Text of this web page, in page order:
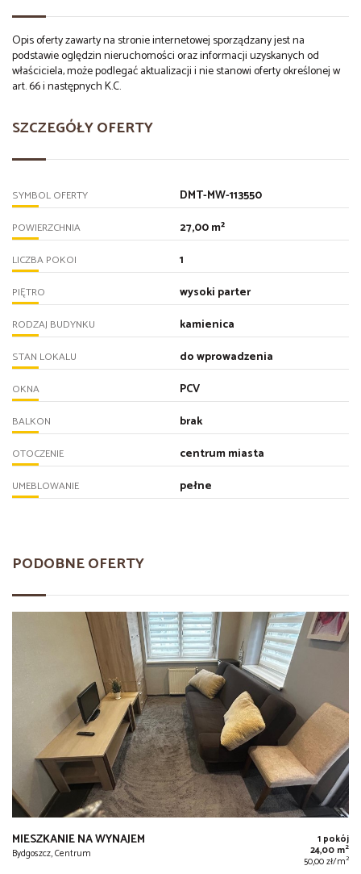
Opis oferty zawarty na stronie internetowej sporządzany jest na
podstawie oględzin nieruchomości oraz informacji uzyskanych od
właściciela, może podlegać aktualizacji i nie stanowi oferty określonej w
art. 66 i następnych K.C.
SZCZEGÓŁY OFERTY
SYMBOL OFERTY DMT-MW-113550
POWIERZCHNIA 27,00 m²
LICZBA POKOI 1
PIĘTRO wysoki parter
RODZAJ BUDYNKU kamienica
STAN LOKALU do wprowadzenia
OKNA PCV
BALKON brak
OTOCZENIE centrum miasta
UMEBLOWANIE pełne
PODOBNE OFERTY
MIESZKANIE NA WYNAJEM
Bydgoszcz, Centrum
1 pokój
24,00 m2
50,00 zł/m2